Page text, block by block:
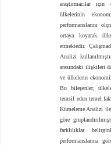
araştırmacılar
ülkelerinin
performanslarını
ortaya koyarak
etmektedir.
Analizi
arasındaki ilişkileri
ve ülkelerin
Bu bileşenler,
temsil eden temel
Kümeleme Analizi
göre
farklılıklar
performanslarına